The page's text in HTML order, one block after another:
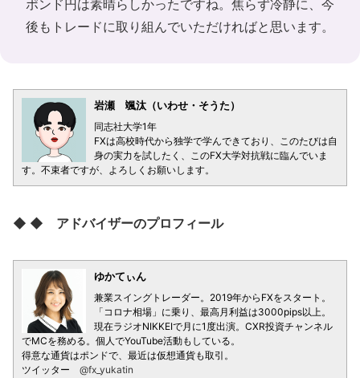
ポンド円は素晴らしかったですね。焦らず冷静に、今
後もトレードに取り組んでいただければと思います。
岩瀬 颯汰（いわせ・そうた）
同志社大学1年
FXは高校時代から独学で学んできており、このたびは自
身の実力を試したく、このFX大学対抗戦に臨んでいま
す。不束者ですが、よろしくお願いします。
◆ ◆ アドバイザーのプロフィール
ゆかてぃん
兼業スイングトレーダー。2019年からFXをスタート。
「コロナ相場」に乗り、最高月利益は3000pips以上。
現在ラジオNIKKEIで月に1度出演。CXR投資チャンネル
でMCを務める。個人でYouTube活動もしている。
得意な通貨はポンドで、最近は仮想通貨も取引。
ツイッター @fx_yukatin